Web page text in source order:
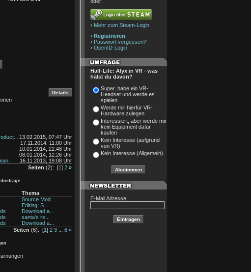
13.02.2015, 07:47 Uhr
17.11.2014, 11:00 Uhr
10.01.2014, 22:48 Uhr
08.01.2014, 12:26 Uhr
16.11.2013, 19:08 Uhr
Seiten (2): [1] 2 »
Thema
Source Mod...
Editing: S...
Download a...
santa's re...
Download a...
Seiten (6): [1] 2 3... 6 »
› Mehr zum Steam-Login
› Registrieren
› Passwort vergessen?
› OpenID-Login
Half-Life: Alyx in VR - was
hälst du davon?
Super, habe ein VR-
Headset und werde es
spielen
Werde mir hierfür VR-
Hardware zulegen
Interessiert, aber werde mir
kein Equipment dafür
kaufen
Kein Interesse (aufgrund
von VR)
Kein Interesse (Allgemein)
E-Mail Adresse: